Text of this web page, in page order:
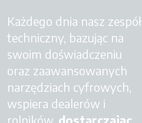
Każdego dnia nasz zespół
techniczny, bazując na
swoim doświadczeniu
oraz zaawansowanych
narzędziach cyfrowych,
wspiera dealerów i
rolników, dostarczając